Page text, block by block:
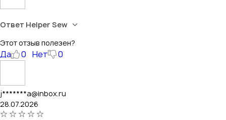
Ответ Helper Sew
Этот отзыв полезен?
Да 0 Нет 0
j*******a@inbox.ru
28.07.2026